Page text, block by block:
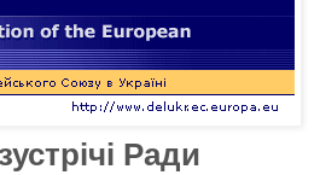
Ради